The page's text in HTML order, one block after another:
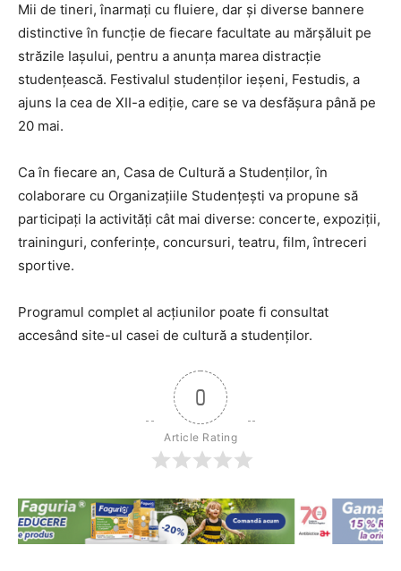
Mii de tineri, înarmaţi cu fluiere, dar şi diverse bannere
distinctive în funcţie de fiecare facultate au mărşăluit pe
străzile Iaşului, pentru a anunţa marea distracţie
studenţească. Festivalul studenţilor ieşeni, Festudis, a
ajuns la cea de XII-a ediţie, care se va desfăşura până pe
20 mai.
Ca în fiecare an, Casa de Cultură a Studenţilor, în
colaborare cu Organizaţiile Studenţeşti va propune să
participaţi la activităţi cât mai diverse: concerte, expoziţii,
traininguri, conferinţe, concursuri, teatru, film, întreceri
sportive.
Programul complet al acţiunilor poate fi consultat
accesând site-ul casei de cultură a studenţilor.
0
Article Rating